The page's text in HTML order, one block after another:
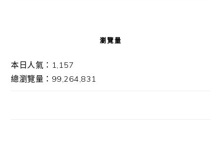
瀏覽量
本日人氣：1,157
總瀏覽量：99,264,831